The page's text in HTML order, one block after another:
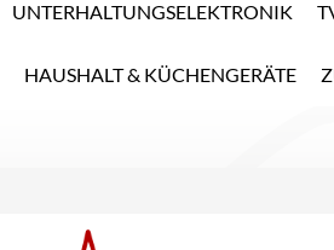
UNTERHALTUNGSELEKTRONIK
HAUSHALT & KÜCHENGERÄTE